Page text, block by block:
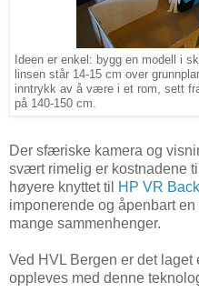
Ideen er enkel: bygg en modell i
linsen står 14-15 cm over
inntrykk av å være i et rom, sett
på 140-150 cm.
Der sfæriske kamera og
svært rimelig er kostnadene
høyere knyttet til
HP VR
imponerende og åpenbart
mange sammenhenger.
Ved HVL Bergen er det
oppleves med denne